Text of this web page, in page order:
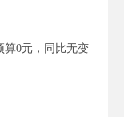
算0元，同比无变